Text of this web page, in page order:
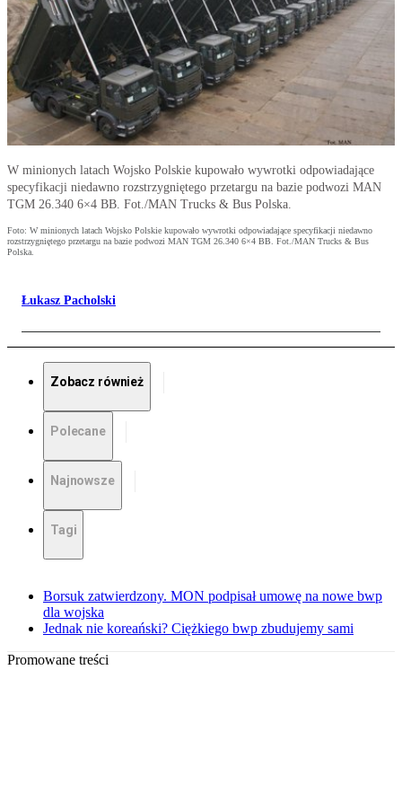
W minionych latach Wojsko Polskie kupowało wywrotki odpowiadające
specyfikacji niedawno rozstrzygniętego przetargu na bazie podwozi MAN
TGM 26.340 6×4 BB. Fot./MAN Trucks & Bus Polska.
Foto: W minionych latach Wojsko Polskie kupowało wywrotki odpowiadające specyfikacji niedawno
rozstrzygniętego przetargu na bazie podwozi MAN TGM 26.340 6×4 BB. Fot./MAN Trucks & Bus
Polska.
Łukasz Pacholski
Zobacz również
Polecane
Najnowsze
Tagi
Borsuk zatwierdzony. MON podpisał umowę na nowe bwp
dla wojska
Jednak nie koreański? Ciężkiego bwp zbudujemy sami
Promowane treści